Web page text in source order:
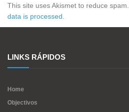
This site uses Akismet to reduce spam.
data is processed.
LINKS RÁPIDOS
Home
Objectivos